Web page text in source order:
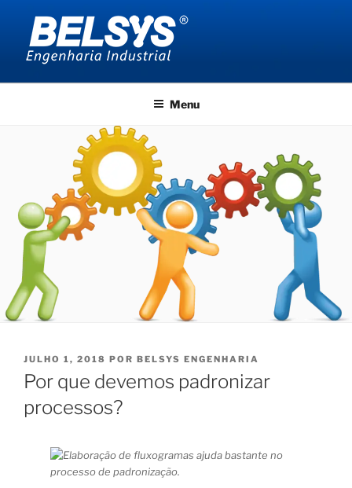
conteúdo
BELSYS ENGENHARIA
Menu
PUBLICADO
EM
JULHO 1, 2018 POR BELSYS ENGENHARIA
Por que devemos padronizar
processos?